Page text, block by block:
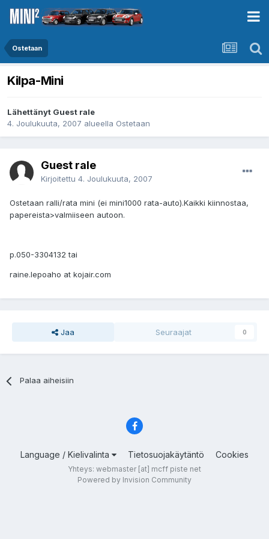
Ostetaan
Kilpa-Mini
Lähettänyt Guest rale
4. Joulukuuta, 2007 alueella Ostetaan
Guest rale
Kirjoitettu 4. Joulukuuta, 2007
Ostetaan ralli/rata mini (ei mini1000 rata-auto).Kaikki kiinnostaa,
papereista>valmiiseen autoon.
p.050-3304132 tai
raine.lepoaho at kojair.com
Jaa Seuraajat 0
Palaa aiheisiin
Language / Kielivalinta Tietosuojakäytäntö Cookies
Yhteys: webmaster [at] mcff piste net
Powered by Invision Community